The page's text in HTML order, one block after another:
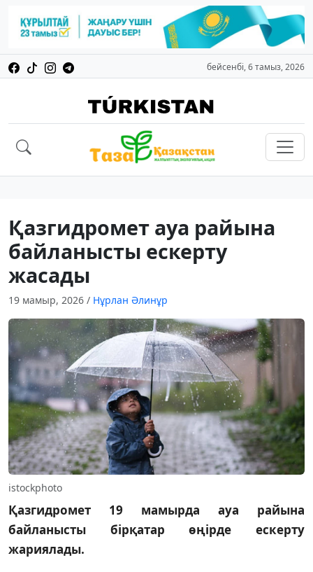
бейсенбі, 6 тамыз, 2026
Қазгидромет ауа райына
байланысты ескерту
жасады
19 мамыр, 2026 / Нұрлан Әлинұр
istockphoto
Қазгидромет 19 мамырда ауа райына
байланысты бірқатар өңірде ескерту
жариялады.